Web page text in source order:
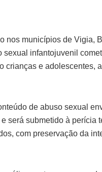
municípios de Vigia,
infantojuvenil
e adolescentes,
de abuso sexual
será submetido à perícia
com preservação da